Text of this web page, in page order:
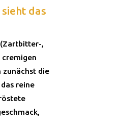
das
,
zunächst die
reine